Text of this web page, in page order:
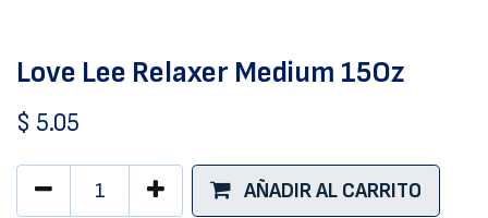
Love Lee Relaxer Medium 15Oz
$ 5.05
AÑADIR AL CARRITO